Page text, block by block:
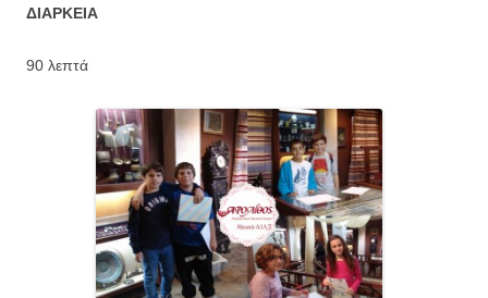
ΔΙΑΡΚΕΙΑ
90 λεπτά